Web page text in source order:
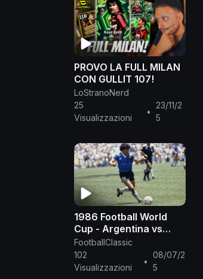
PROVO LA FULL MILAN
CON GULLIT 107!
LoStranoNerd
25
Visualizzazioni
•
23/11/2
5
1986 Football World
Cup - Argentina vs
England - Classic Full
Match
FootballClassic
102
Visualizzazioni
•
08/07/2
5